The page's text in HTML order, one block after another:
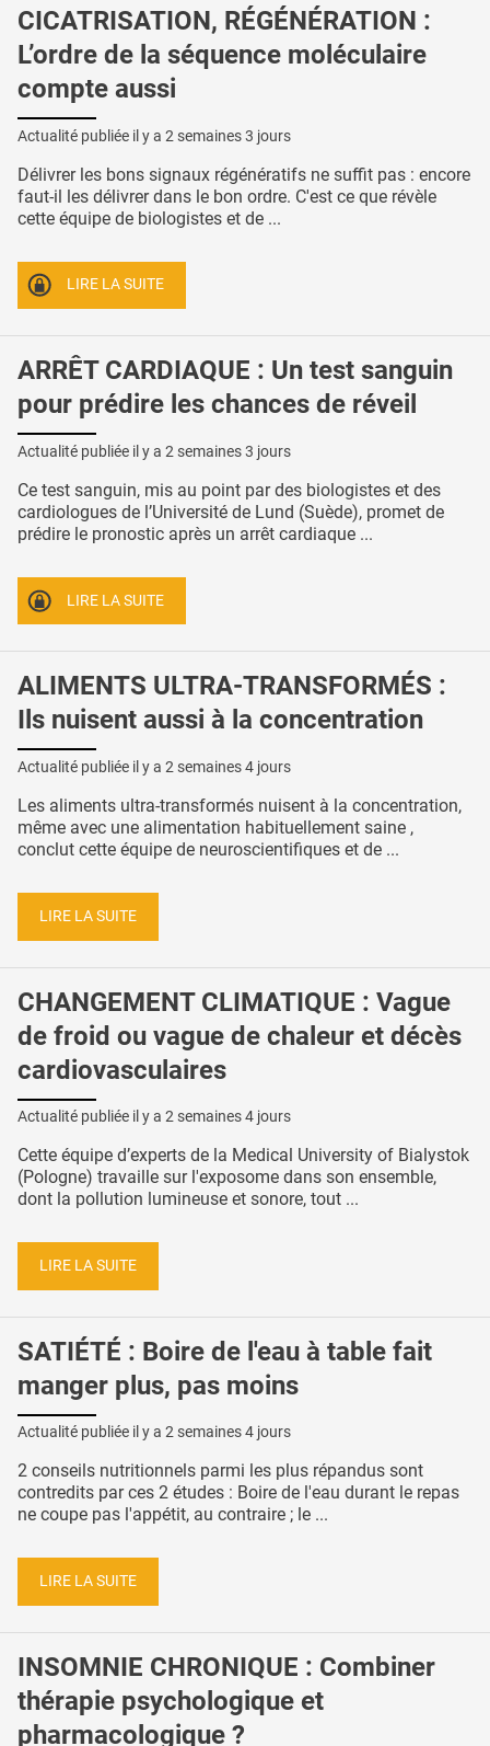
CICATRISATION, RÉGÉNÉRATION :
L’ordre de la séquence moléculaire
compte aussi
Actualité publiée il y a 2 semaines 3 jours
Délivrer les bons signaux régénératifs ne suffit pas : encore
faut-il les délivrer dans le bon ordre. C'est ce que révèle
cette équipe de biologistes et de ...
LIRE LA SUITE
ARRÊT CARDIAQUE : Un test sanguin
pour prédire les chances de réveil
Actualité publiée il y a 2 semaines 3 jours
Ce test sanguin, mis au point par des biologistes et des
cardiologues de l’Université de Lund (Suède), promet de
prédire le pronostic après un arrêt cardiaque ...
LIRE LA SUITE
ALIMENTS ULTRA-TRANSFORMÉS :
Ils nuisent aussi à la concentration
Actualité publiée il y a 2 semaines 4 jours
Les aliments ultra-transformés nuisent à la concentration,
même avec une alimentation habituellement saine ,
conclut cette équipe de neuroscientifiques et de ...
LIRE LA SUITE
CHANGEMENT CLIMATIQUE : Vague
de froid ou vague de chaleur et décès
cardiovasculaires
Actualité publiée il y a 2 semaines 4 jours
Cette équipe d’experts de la Medical University of Bialystok
(Pologne) travaille sur l'exposome dans son ensemble,
dont la pollution lumineuse et sonore, tout ...
LIRE LA SUITE
SATIÉTÉ : Boire de l'eau à table fait
manger plus, pas moins
Actualité publiée il y a 2 semaines 4 jours
2 conseils nutritionnels parmi les plus répandus sont
contredits par ces 2 études : Boire de l'eau durant le repas
ne coupe pas l'appétit, au contraire ; le ...
LIRE LA SUITE
INSOMNIE CHRONIQUE : Combiner
thérapie psychologique et
pharmacologique ?